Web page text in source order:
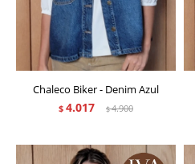
Chaleco Biker - Denim Azul
$ 4.017 $4.900